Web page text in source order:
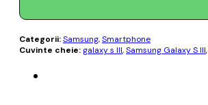
Categorii:Samsung,Smartphone
Cuvinte cheie: galaxy s III,Samsung Galaxy S III,